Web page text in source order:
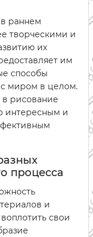
раннем
творческими и
их
им
способы
миром в целом.
рисование
интересным и
процесса
и
свои